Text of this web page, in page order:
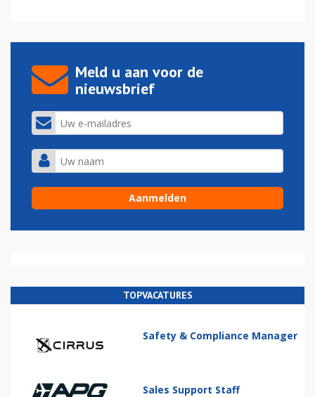
Meld u aan voor de
nieuwsbrief
TOPVACATURES
Safety & Compliance Manager
Sales Support Staff